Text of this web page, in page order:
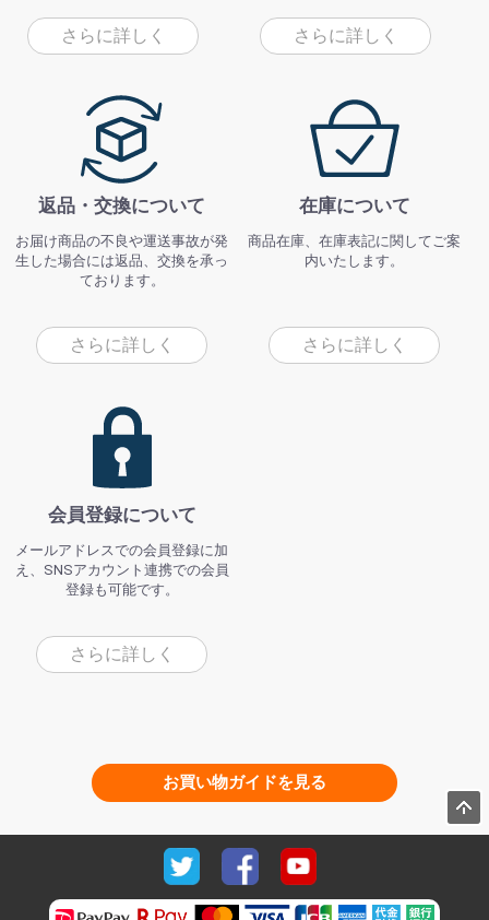
さらに詳しく さらに詳しく
返品・交換について
お届け商品の不良や運送事故が発
生した場合には返品、交換を承っ
ております。
さらに詳しく
在庫について
商品在庫、在庫表記に関してご案
内いたします。
さらに詳しく
会員登録について
メールアドレスでの会員登録に加
え、SNSアカウント連携での会員
登録も可能です。
さらに詳しく
お買い物ガイドを見る